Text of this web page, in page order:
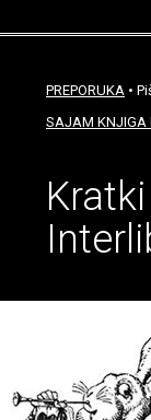
PREPORUKA •
SAJAM KNJIGA